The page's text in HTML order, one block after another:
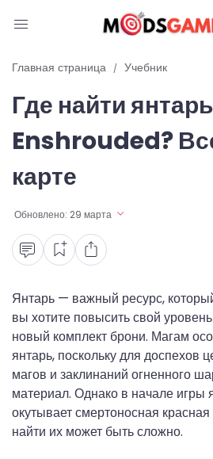
Блог
Читы и коды
Промокоды
Ошибки
Руководства
Roblox
Главная страница Учебник
Где найти
Enshrouded?
карте
Обновлено: 29 марта
Янтарь — важный ресурс,
вы хотите повысить свой
новый комплект брони. Магам
янтарь, поскольку для доспехов
магов и заклинаний огненного
материал. Однако в начале
окутывает смертоносная
найти их может быть сложно.